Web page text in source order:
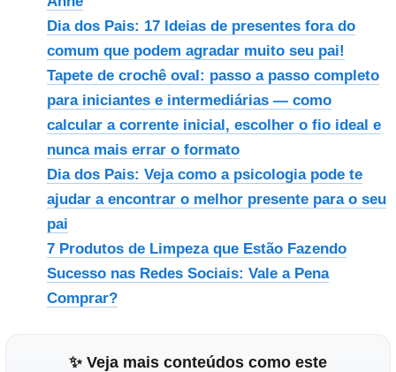
Dia dos Pais: 17 Ideias de presentes fora do
comum que podem agradar muito seu pai!
Tapete de crochê oval: passo a passo completo
para iniciantes e intermediárias — como
calcular a corrente inicial, escolher o fio ideal e
nunca mais errar o formato
Dia dos Pais: Veja como a psicologia pode te
ajudar a encontrar o melhor presente para o seu
pai
7 Produtos de Limpeza que Estão Fazendo
Sucesso nas Redes Sociais: Vale a Pena
Comprar?
✨ Veja mais conteúdos como este